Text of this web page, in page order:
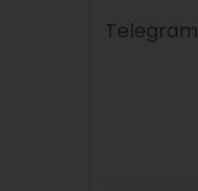
Telegram